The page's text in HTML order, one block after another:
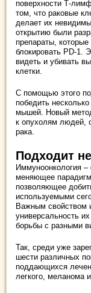
поверхности Т-
том, что раковые
делает их
открытию были
препараты,
блокировать PD-1.
видеть и убивать
клетки.
С помощью этого
победить
мышей. Новый
к опухолям людей,
рака.
Подходит
Иммуноонкология –
меняющее
позволяющее
используемыми
Важным свойством
универсальность
борьбы с разными
Так, среди уже
шести различных
поддающихся
легкого, меланома